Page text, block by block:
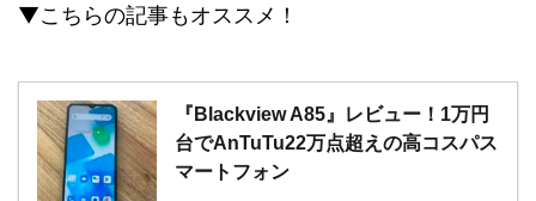
▼こちらの記事もオススメ！
『Blackview A85』レビュー！1万円
台でAnTuTu22万点超えの高コスパス
マートフォン